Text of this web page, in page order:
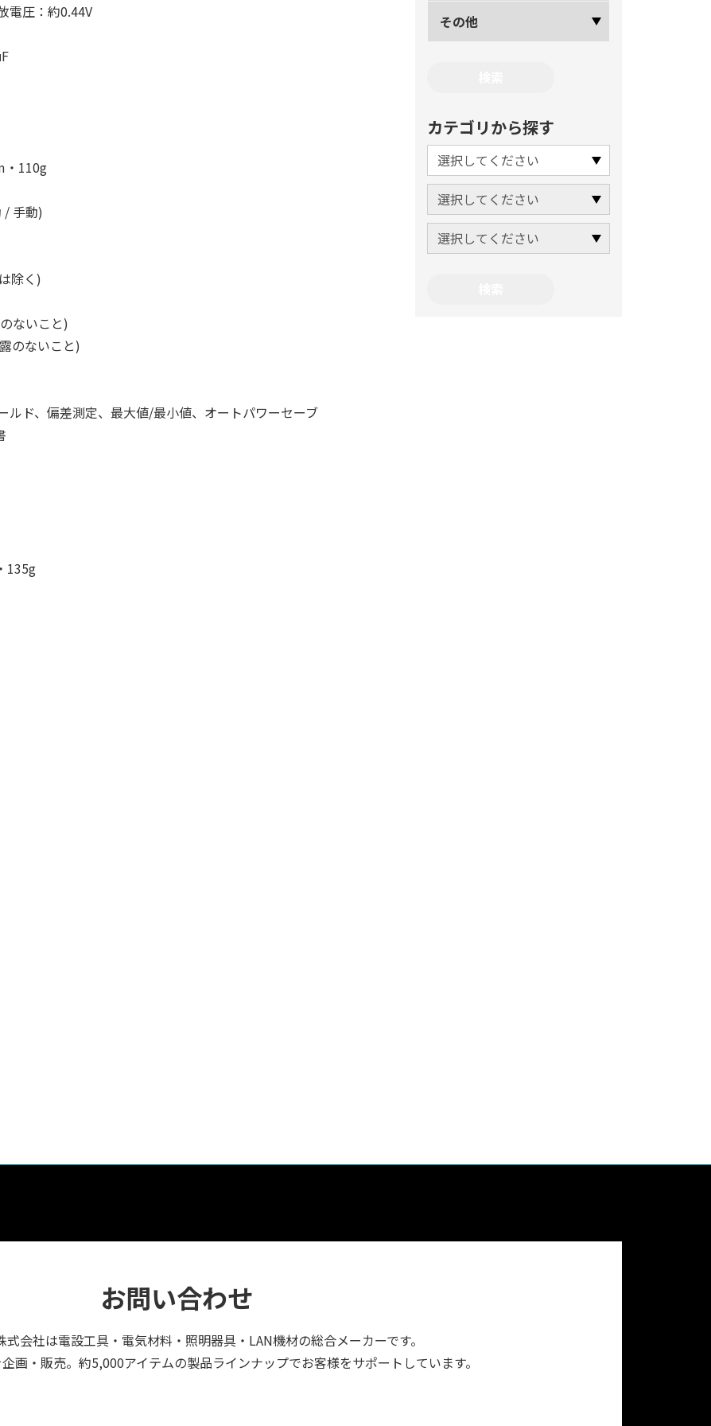
電圧：約0.44V
110g
/ 手動)
除く)
ないこと)
のないこと)
ルド、偏差測定、最大値/最小値、オートパワーセーブ
135g
その他
カテゴリから探す
お問い合わせ
式会社は電設工具・電気材料・照明器具・LAN機材の総合メーカーです。
画・販売。約5,000アイテムの製品ラインナップでお客様をサポートしています。